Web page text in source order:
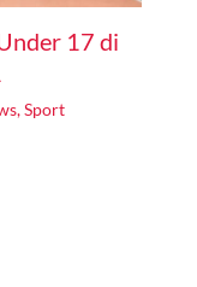
17 di
,Sport